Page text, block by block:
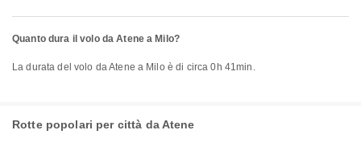
Quanto dura il volo da Atene a Milo?
La durata del volo da Atene a Milo è di circa 0h 41min.
Rotte popolari per città da Atene